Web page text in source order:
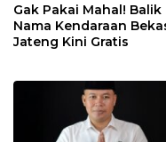
Gak Pakai Mahal! Balik
Nama Kendaraan
Jateng Kini Gratis